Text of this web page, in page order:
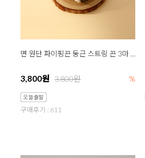
면 원단 파이핑끈 둥근 스트링 끈 3마 그리너리
3,800원 3,800원 %
구매후기 : 611